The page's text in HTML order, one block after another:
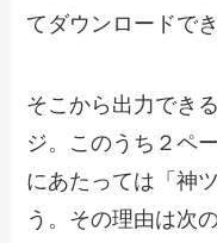
てダウンロードでき
そこから出力でき
ジ。このうち２ペ
にあたっては「神
う。その理由は次